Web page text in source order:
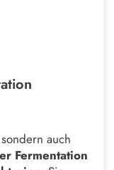
auch
Fermentation